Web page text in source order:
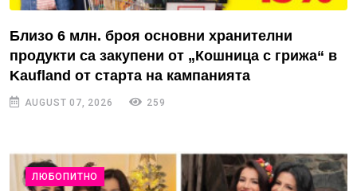
Близо 6 млн. броя основни хранителни
продукти са закупени от „Кошница с грижа“ в
Kaufland от старта на кампанията
AUGUST 07, 2026 259
ЛЮБОПИТНО